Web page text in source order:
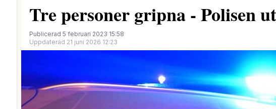
Tre personer gripna - Polisen
Publicerad 5 februari 2023 15:58
Uppdaterad 21 juni 2026 12:23